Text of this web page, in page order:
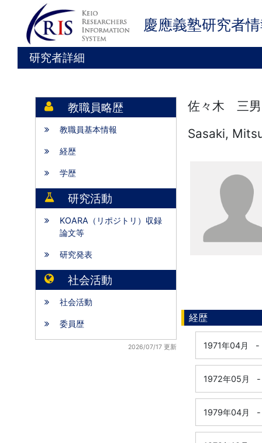
慶應義塾研究者
研究者詳細
教職員略歴
教職員基本情報
経歴
学歴
研究活動
KOARA（リポジトリ）収録
論文等
研究発表
社会活動
社会活動
委員歴
2026/07/17 更新
佐々木 三
Sasaki,
経歴
1971年04月 -
1972年05月 -
1979年04月 -